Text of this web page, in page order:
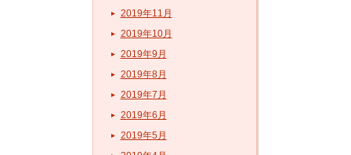
2019年11月
2019年10月
2019年9月
2019年8月
2019年7月
2019年6月
2019年5月